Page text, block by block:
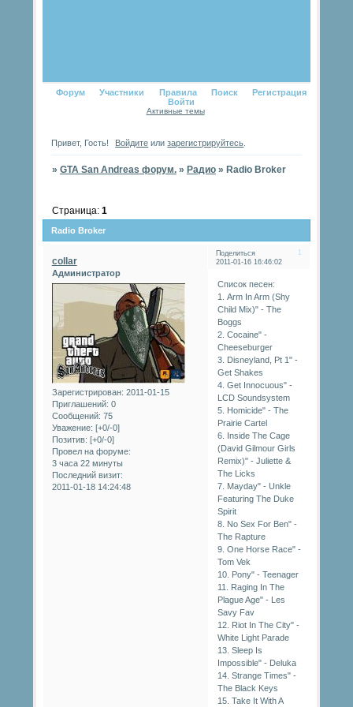
Форум Участники Правила Поиск
Регистрация
Войти
Активные темы
Привет, Гость! Войдите илизарегистрируйтесь
» GTA San Andreas форум. » Радио » Radio Broker
Radio Broker
Страница: 1
Поделиться
1
2011-01-16 16:46:02
collar
Администратор
Зарегистрирован: 2011-01-15
Приглашений: 0
Сообщений: 75
Уважение: [+0/-0]
Позитив: [+0/-0]
Провел на форуме:
3 часа 22 минуты
Последний визит:
2011-01-18 14:24:48
Список песен:
1. Arm In Arm (Shy
Child Mix)" - The
Boggs
2. Cocaine" -
Cheeseburger
3. Disneyland, Pt 1" -
Get Shakes
4. Get Innocuous" -
LCD Soundsystem
5. Homicide" - The
Prairie Cartel
6. Inside The Cage
(David Gilmour Girls
Remix)" - Juliette &
The Licks
7. Mayday" - Unkle
Featuring The Duke
Spirit
8. No Sex For Ben" -
The Rapture
9. One Horse Race" -
Tom Vek
10. Pony" - Teenager
11. Raging In The
Plague Age" - Les
Savy Fav
12. Riot In The City" -
White Light Parade
13. Sleep Is
Impossible" - Deluka
14. Strange Times" -
The Black Keys
15. Take It With A